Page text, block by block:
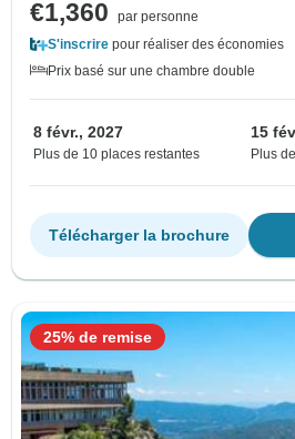
€1,360
par personne
S'inscrire pour réaliser des économies
Prix basé sur une chambre double
8 févr., 2027
Plus de 10 places restantes
15
Plus
Télécharger la brochure
25% de remise